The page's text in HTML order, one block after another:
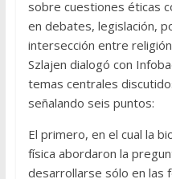
sobre cuestiones éticas
en debates, legislación,
intersección entre
Szlajen dialogó con
temas centrales
señalando seis puntos:
El primero, en el cual la
física abordaron la
desarrollarse sólo en las